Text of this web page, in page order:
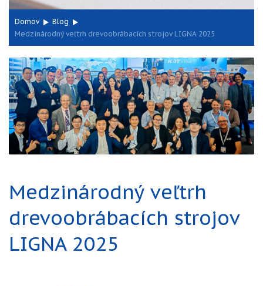
Domov
Blog
Medzinárodný veľtrh drevoobrábacích strojov LIGNA 2025
Medzinárodný veľtrh
drevoobrábacích strojov
LIGNA 2025